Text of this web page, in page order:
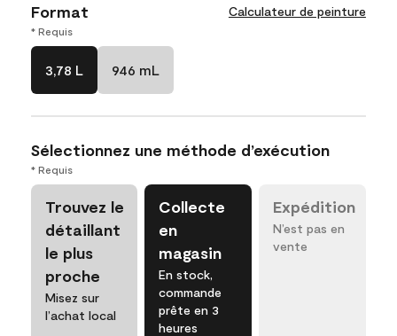
Format Calculateur de peinture
* Requis
3,78 L 946 mL
Sélectionnez une méthode d’exécution
* Requis
Trouvez le
détaillant
le plus
proche
Misez sur
l’achat local
Collecte
en
magasin
En stock,
commande
prête en 3
heures
Expédition
N’est pas en
vente